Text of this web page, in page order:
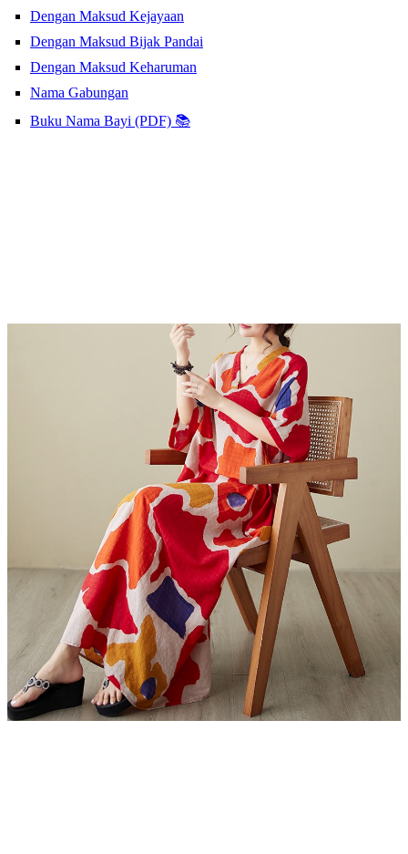
Dengan Maksud Kejayaan
Dengan Maksud Bijak Pandai
Dengan Maksud Keharuman
Nama Gabungan
Buku Nama Bayi (PDF) 📚